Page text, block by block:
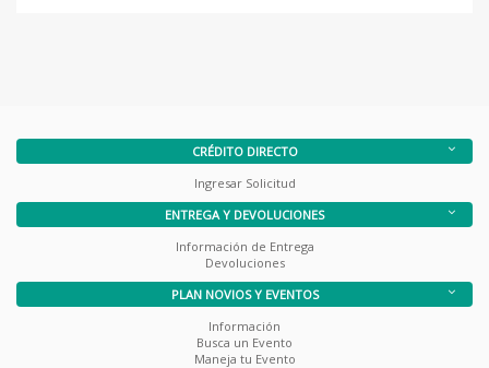
CRÉDITO DIRECTO
Ingresar Solicitud
ENTREGA Y DEVOLUCIONES
Información de Entrega
Devoluciones
PLAN NOVIOS Y EVENTOS
Información
Busca un Evento
Maneja tu Evento